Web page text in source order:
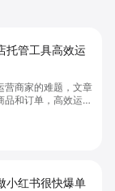
托管工具高效运
营商家的难题，文章
和订单，高效运营
运营托管和丰富营
击了解微信小店批
小红书很快爆单